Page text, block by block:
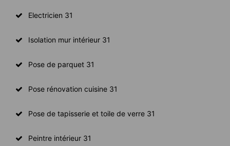
Electricien 31
Isolation mur intérieur 31
Pose de parquet 31
Pose rénovation cuisine 31
Pose de tapisserie et toile de verre 31
Peintre intérieur 31